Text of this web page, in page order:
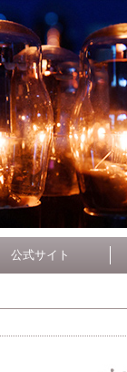
公式サイト